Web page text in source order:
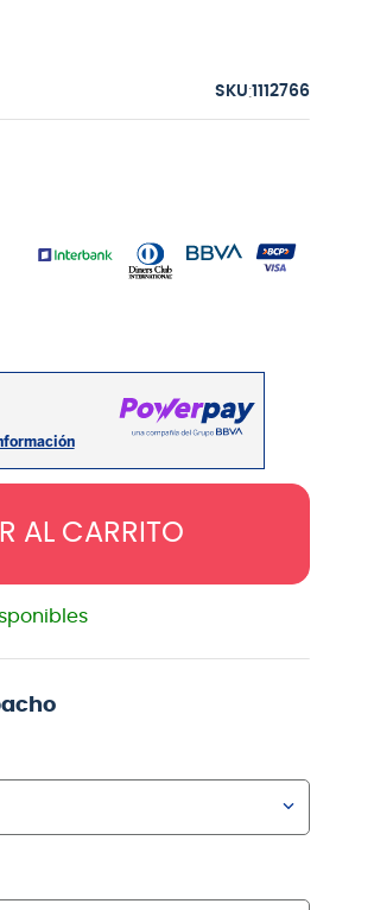
:1112766
AL CARRITO